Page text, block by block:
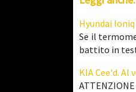
Hyundai
Se il
battito in
KIA Cee'd. Al